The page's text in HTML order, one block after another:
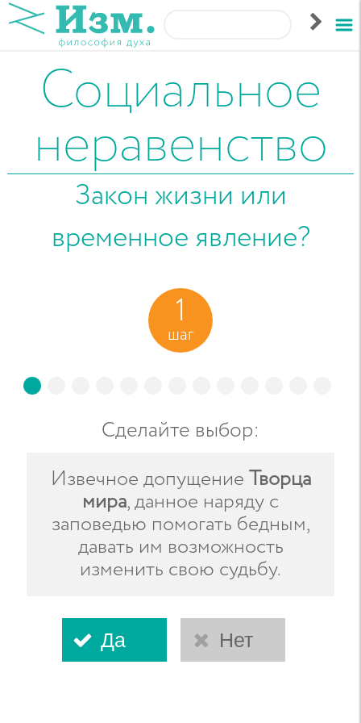
Социальное
неравенство
Закон жизни или
временное явление?
1
шаг
Сделайте выбор:
Извечное допущениеТворца
мира, данное наряду с
заповедью помогать бедным,
давать им возможность
изменить свою судьбу.
Да Нет